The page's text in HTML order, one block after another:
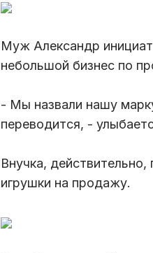
Муж Александр
небольшой бизнес по
- Мы назвали нашу
переводится, -
Внучка,
игрушки на продажу.